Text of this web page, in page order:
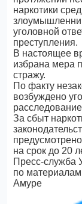
наркотики
уголовной
преступления.
В настоящее
избрана мера
стражу.
По факту
возбуждено
За сбыт
на срок до 20
Пресс-служба
по
Амуре